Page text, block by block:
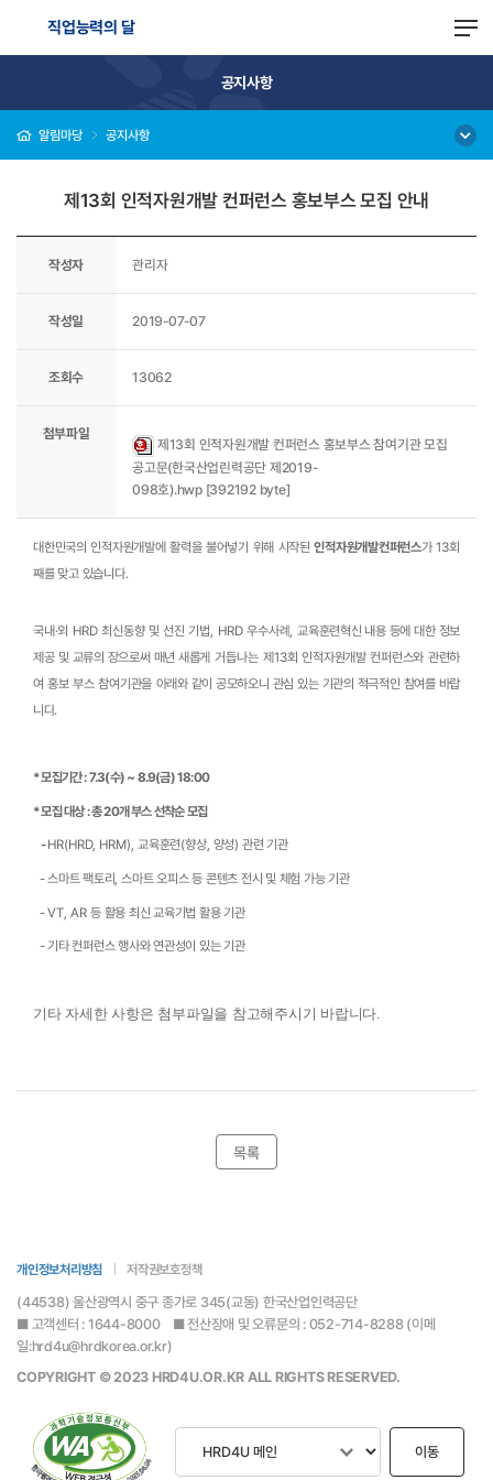
직업능력의 달
공지사항
알림마당 공지사항
제13회 인적자원개발 컨퍼런스 홍보부스 모집 안내
작성자 관리자
작성일 2019-07-07
조회수 13062
첨부파일
제13회 인적자원개발 컨퍼런스 홍보부스 참여기관 모집
공고문(한국산업린력공단 제2019-
098호).hwp [392192 byte]
대한민국의 인적자원개발에 활력을 불어넣기 위해 시작된인적자원개발컨퍼런스가13회
째를 맞고 있습니다.
국내·외 HRD최신동향 및 선진 기법 , HRD우수사례 ,교육훈련혁신 내용 등에 대한 정보
제공 및 교류의 장으로써 매년 새롭게 거듭나는 제13회 인적자원개발 컨퍼런스와 관련하
여 홍보 부스 참여기관을 아래와 같이 공모하오니 관심 있는 기관의 적극적인 참여를 바랍
니다.
* 모집기간 : 7.3(수) ~ 8.9(금) 18:00
* 모집 대상 : 총 20개 부스 선착순 모집
-HR(HRD, HRM), 교육훈련(향상, 양성) 관련 기관
-스마트 팩토리 ,스마트 오피스 등 콘텐츠 전시 및 체험 가능 기관
-VT, AR 등 활용 최신 교육기법 활용 기관
-기타 컨퍼런스 행사와 연관성이 있는 기관
기타 자세한 사항은 첨부파일을 참고해주시기 바랍니다.
목록
개인정보처리방침 저작권보호정책
(44538) 울산광역시 중구 종가로 345(교동) 한국산업인력공단
■ 고객센터 : 1644-8000 ■ 전산장애 및 오류문의 : 052-714-8288 (이메
일:hrd4u@hrdkorea.or.kr)
COPYRIGHT © 2023 HRD4U.OR.KR ALL RIGHTS RESERVED.
이동